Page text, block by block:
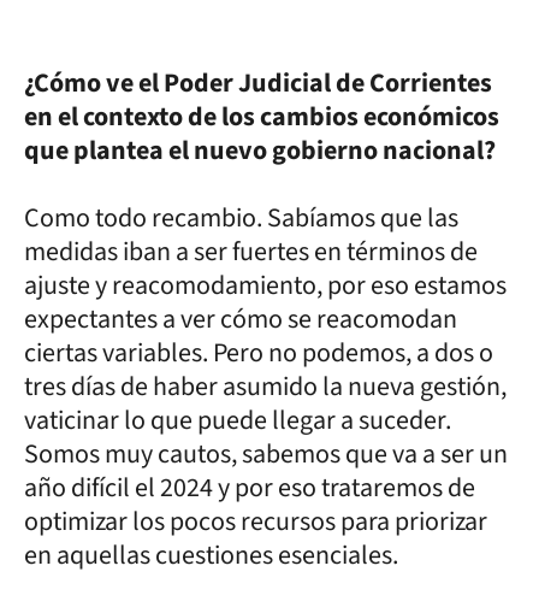
¿Cómo ve el Poder Judicial de Corrientes
en el contexto de los cambios económicos
que plantea el nuevo gobierno nacional?
Como todo recambio. Sabíamos que las
medidas iban a ser fuertes en términos de
ajuste y reacomodamiento, por eso estamos
expectantes a ver cómo se reacomodan
ciertas variables. Pero no podemos, a dos o
tres días de haber asumido la nueva gestión,
vaticinar lo que puede llegar a suceder.
Somos muy cautos, sabemos que va a ser un
año difícil el 2024 y por eso trataremos de
optimizar los pocos recursos para priorizar
en aquellas cuestiones esenciales.